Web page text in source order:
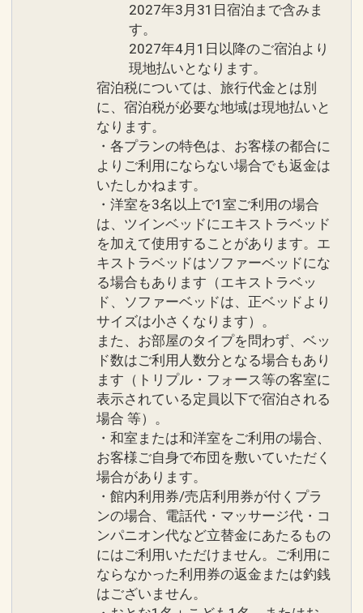
2027年3月31日宿泊まで含みま
す。
2027年4月1日以降のご宿泊より
現地払いとなります。
宿泊税については、旅行代金とは別
に、宿泊税が必要な地域は現地払いと
なります。
・各プランの特色は、お客様の都合に
よりご利用にならない場合でも返金は
いたしかねます。
・洋室を3名以上で1室ご利用の場合
は、ツインベッドにエキストラベッド
を加えて使用することがあります。エ
キストラベッドはソファーベッドにな
る場合もあります（エキストラベッ
ド、ソファーベッドは、正ベッドより
サイズは小さくなります）。
また、お部屋のタイプを問わず、ベッ
ド数はご利用人数分となる場合もあり
ます（トリプル・フォース等の客室に
表示されている定員以下で宿泊される
場合 等）。
・和室または和洋室をご利用の場合、
お客様ご自身で布団を敷いていただく
場合があります。
・館内利用券/売店利用券が付くプラ
ンの場合、電話代・マッサージ代・コ
ンパニオン代など立替金にあたるもの
にはご利用いただけません。ご利用に
ならなかった利用券の返金または釣銭
はございません。